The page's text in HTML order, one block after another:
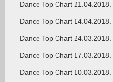
Dance Top Chart 21.04.2018.
Dance Top Chart 14.04.2018.
Dance Top Chart 24.03.2018.
Dance Top Chart 17.03.2018.
Dance Top Chart 10.03.2018.